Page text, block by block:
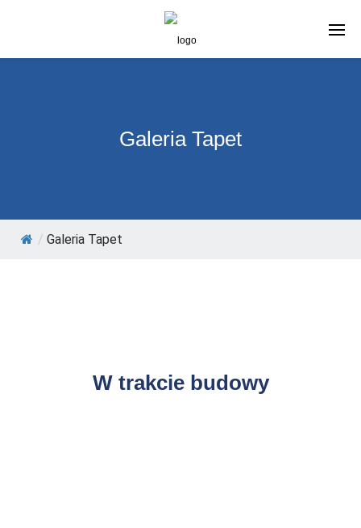
Galeria Tapet
/ Galeria Tapet
W trakcie budowy